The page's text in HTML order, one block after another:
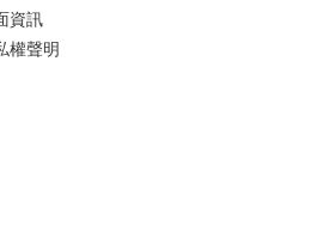
資訊
權聲明